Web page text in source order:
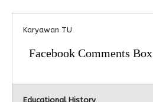
Antologi Puisi 4
Karyawan TU
Facebook Comments Box
Educational History